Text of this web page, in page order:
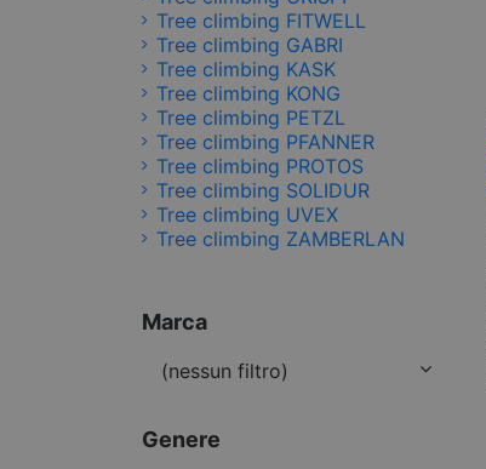
Tree climbing FITWELL
Tree climbing GABRI
Tree climbing KASK
Tree climbing KONG
Tree climbing PETZL
Tree climbing PFANNER
Tree climbing PROTOS
Tree climbing SOLIDUR
Tree climbing UVEX
Tree climbing ZAMBERLAN
Marca
(nessun filtro)
Genere